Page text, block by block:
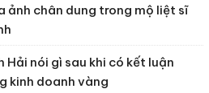
ảnh chân dung trong mộ liệt sĩ
Hải nói gì sau khi có kết luận
kinh doanh vàng